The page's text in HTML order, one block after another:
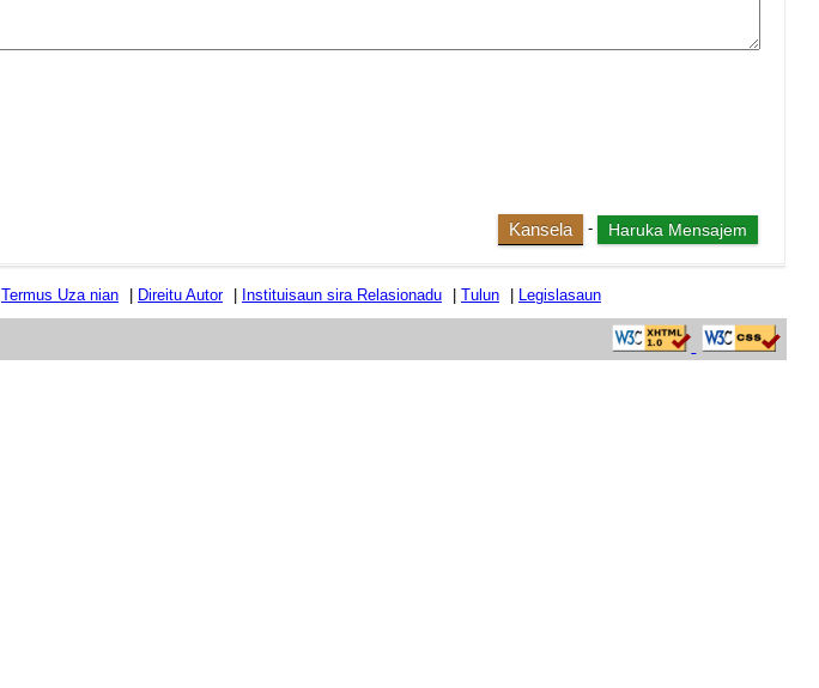
Kansela -
Termus Uza nian | Direitu Autor | Instituisaun sira Relasionadu | Tulun | Legislasaun